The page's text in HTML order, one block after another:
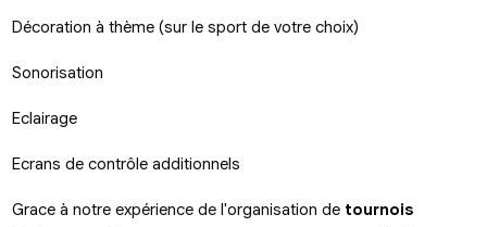
Décoration à thème (sur le sport de votre choix)
Sonorisation
Eclairage
Ecrans de contrôle additionnels
Grace à notre expérience de l'organisation de tournois